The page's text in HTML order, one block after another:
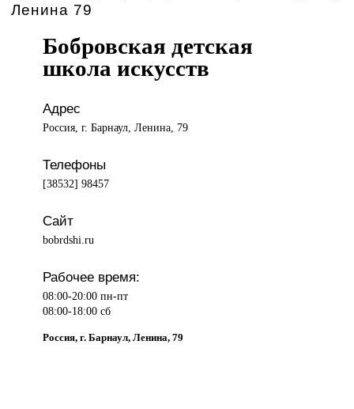
Ленина 79
Бобровская детская
школа искусств
Адрес
Россия, г. Барнаул, Ленина, 79
Телефоны
[38532] 98457
Сайт
bobrdshi.ru
Рабочее время:
08:00-20:00 пн-пт
08:00-18:00 сб
Россия, г. Барнаул, Ленина, 79